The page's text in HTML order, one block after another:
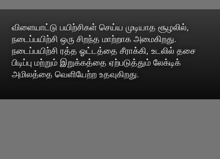
விளையாட்டு பயிற்சிகள் செய்ய முடியாத சூழலில்,
நடைப்பயிற்சி ஒரு சிறந்த மாற்றாக அமைகிறது.
நடைப்பயிற்சி ரத்த ஓட்டத்தை சீராக்கி, உடலில் தசை
பிடிப்பு மற்றும் இறுக்கத்தை ஏற்படுத்தும் லேக்டிக்
அமிலத்தை வெளியேற்ற உதவுகிறது.